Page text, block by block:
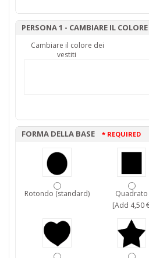
PERSONA 1 - CAMBIARE IL
Cambiare il colore dei
vestiti
FORMA DELLA BASE * REQUIRED
Rotondo (standard)
Quadrato
[Add 4,50